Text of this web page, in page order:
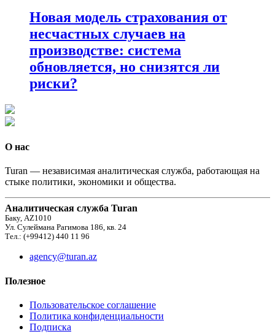
Новая модель страхования от
несчастных случаев на
производстве: система
обновляется, но снизятся ли
риски?
О нас
Turan — независимая аналитическая служба, работающая на
стыке политики, экономики и общества.
Аналитическая служба Turan
Баку, AZ1010
Ул. Сулеймана Рагимова 186, кв. 24
Тел.: (+99412) 440 11 96
agency@turan.az
Полезное
Пользовательское соглашение
Политика конфиденциальности
Подписка